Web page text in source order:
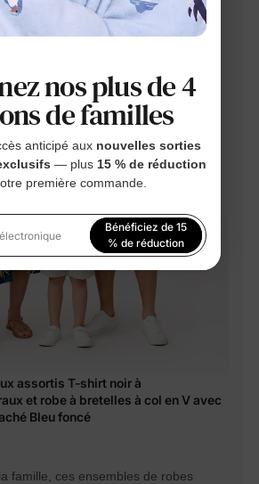
assortis T-shirt noir à
et robe à bretelles à col en V avec
Bleu foncé
famille, ces ensembles de robes
nos plus de 4
de familles
anticipé aux nouvelles sorties
— plus 15 % de réduction
première commande.
électronique
Bénéficiez de 15
% de réduction
vous acceptez notre
Politique de